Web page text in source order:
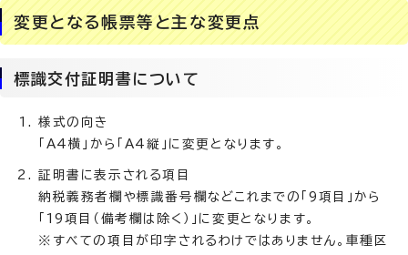
変更となる帳票等と主な変更点
標識交付証明書について
様式の向き
「A4横」から「A4縦」に変更となります。
証明書に表示される項目
納税義務者欄や標識番号欄などこれまでの「9項目」から
「19項目（備考欄は除く）」に変更となります。
※すべての項目が印字されるわけではありません。車種区